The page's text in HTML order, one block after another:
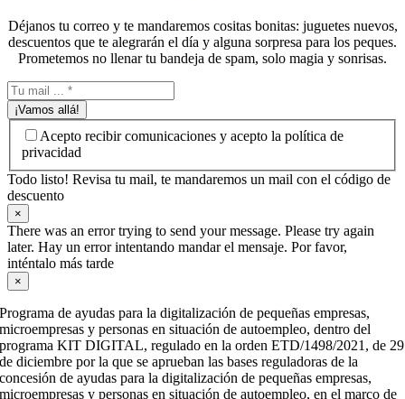
Déjanos tu correo y te mandaremos cositas bonitas: juguetes nuevos,
descuentos que te alegrarán el día y alguna sorpresa para los peques.
Prometemos no llenar tu bandeja de spam, solo magia y sonrisas.
¡Vamos allá!
Acepto recibir comunicaciones y acepto la política de
privacidad
Todo listo! Revisa tu mail, te mandaremos un mail con el código de
descuento
×
There was an error trying to send your message. Please try again
later. Hay un error intentando mandar el mensaje. Por favor,
inténtalo más tarde
×
Programa de ayudas para la digitalización de pequeñas empresas,
microempresas y personas en situación de autoempleo, dentro del
programa KIT DIGITAL, regulado en la orden ETD/1498/2021, de 29
de diciembre por la que se aprueban las bases reguladoras de la
concesión de ayudas para la digitalización de pequeñas empresas,
microempresas y personas en situación de autoempleo, en el marco de